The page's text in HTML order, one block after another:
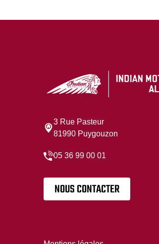
3 Rue Pasteur
81990 Puygouzon
05 36 99 00 01
NOUS CONTACTER